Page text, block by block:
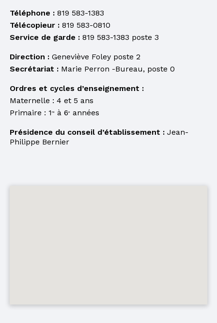
Téléphone : 819 583-1383
Télécopieur : 819 583-0810
Service de garde : 819 583-1383 poste 3
Direction : Geneviève Foley poste 2
Secrétariat : Marie Perron -Bureau, poste 0
Ordres et cycles d’enseignement :
Maternelle : 4 et 5 ans
Primaire : 1 re à 6e années
Présidence du conseil d’établissement : Jean-
Philippe Bernier